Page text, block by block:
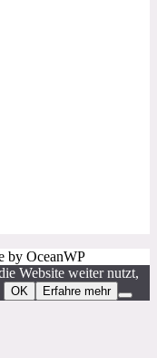
by OceanWP
Website weiter nutzt,
OK Erfahre mehr